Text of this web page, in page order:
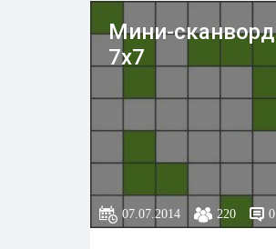
Мини-сканворд
7x7
07.07.2014 220 0